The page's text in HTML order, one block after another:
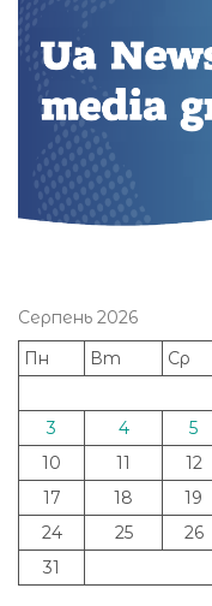
Серпень 2026
Пн
Вт Ср
3
4 5
10
11 12
17
18 19
24
25 26
31